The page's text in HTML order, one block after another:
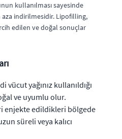
kullanılması sayesinde
indirilmesidir. Lipofilling,
edilen ve doğal sonuçlar
vücut yağınız kullanıldığı
ve uyumlu olur.
enjekte edildikleri bölgede
süreli veya kalıcı